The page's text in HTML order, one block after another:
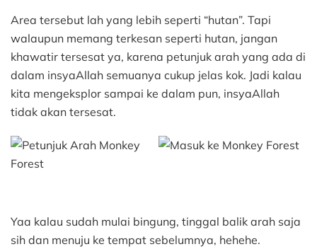
Area tersebut lah yang lebih seperti “hutan”. Tapi
walaupun memang terkesan seperti hutan, jangan
khawatir tersesat ya, karena petunjuk arah yang ada di
dalam insyaAllah semuanya cukup jelas kok. Jadi kalau
kita mengeksplor sampai ke dalam pun, insyaAllah
tidak akan tersesat.
Yaa kalau sudah mulai bingung, tinggal balik arah saja
sih dan menuju ke tempat sebelumnya, hehehe.